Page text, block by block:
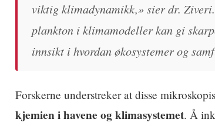
viktig klimadynamikk,» sier dr.
plankton i klimamodeller kan gi
innsikt i hvordan økosystemer og
Forskerne understreker at disse
kjemien i havene og klimasystemet. Å